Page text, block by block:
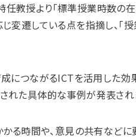
教授より「標準授業時数の
変遷している点を指摘し、「
成につながるICTを活用した
れた具体的な事例が発表され
る時間や、意見の共有など